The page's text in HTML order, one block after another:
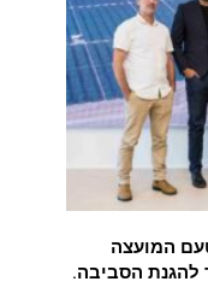
המועצה
להגנת הסביבה.